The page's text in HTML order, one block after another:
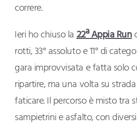
correre.
Ieri ho chiuso la22ª Appia Run
rotti, 33° assoluto e 11° di
gara improvvisata e fatta solo
ripartire, ma una volta su
faticare. Il percorso è misto tra
sampietrini e asfalto, con